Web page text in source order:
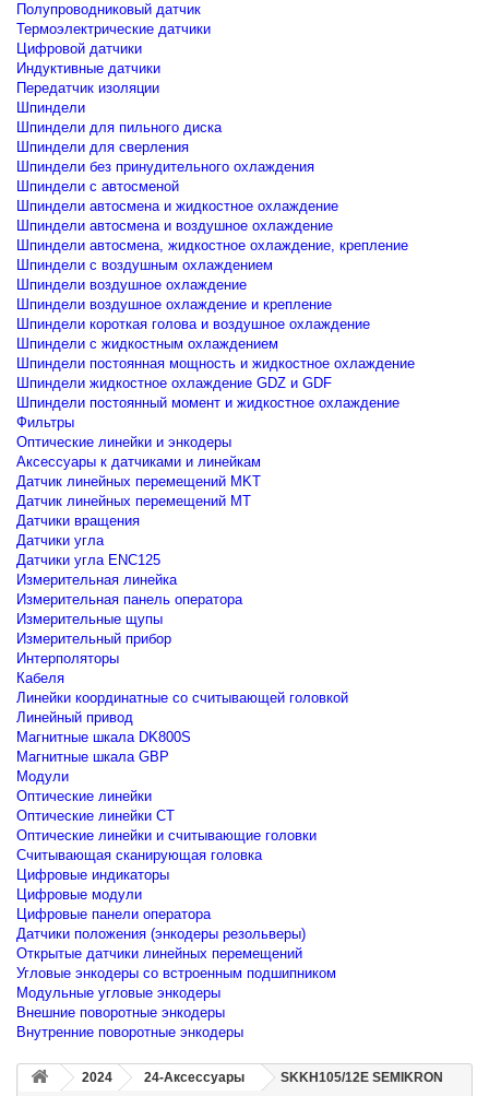
Полупроводниковый датчик
Термоэлектрические датчики
Цифровой датчики
Индуктивные датчики
Передатчик изоляции
Шпиндели
Шпиндели для пильного диска
Шпиндели для сверления
Шпиндели без принудительного охлаждения
Шпиндели с автосменой
Шпиндели автосмена и жидкостное охлаждение
Шпиндели автосмена и воздушное охлаждение
Шпиндели автосмена, жидкостное охлаждение, крепление
Шпиндели с воздушным охлаждением
Шпиндели воздушное охлаждение
Шпиндели воздушное охлаждение и крепление
Шпиндели короткая голова и воздушное охлаждение
Шпиндели с жидкостным охлаждением
Шпиндели постоянная мощность и жидкостное охлаждение
Шпиндели жидкостное охлаждение GDZ и GDF
Шпиндели постоянный момент и жидкостное охлаждение
Фильтры
Оптические линейки и энкодеры
Аксессуары к датчиками и линейкам
Датчик линейных перемещений MKT
Датчик линейных перемещений MT
Датчики вращения
Датчики угла
Датчики угла ENC125
Измерительная линейка
Измерительная панель оператора
Измерительные щупы
Измерительный прибор
Интерполяторы
Кабеля
Линейки координатные со считывающей головкой
Линейный привод
Магнитные шкала DK800S
Магнитные шкала GBP
Модули
Оптические линейки
Оптические линейки CT
Оптические линейки и считывающие головки
Считывающая сканирующая головка
Цифровые индикаторы
Цифровые модули
Цифровые панели оператора
Датчики положения (энкодеры резольверы)
Открытые датчики линейных перемещений
Угловые энкодеры со встроенным подшипником
Модульные угловые энкодеры
Внешние поворотные энкодеры
Внутренние поворотные энкодеры
2024 24-Аксессуары
SKKH105/12E SEMIKRON